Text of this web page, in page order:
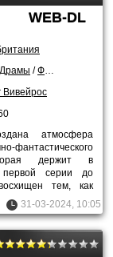
WEB-DL
Драмы /Фантастика
Вивейрос
атмосфера
фантастического
держит в
серии до
тем, как
передали
31-03-2024, 10:05